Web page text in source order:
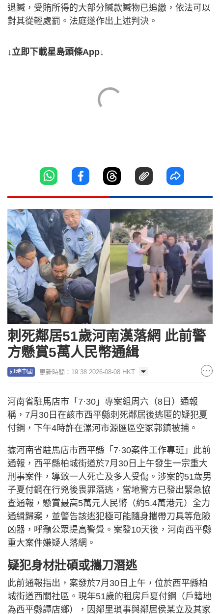
退贓，受賄所得的大部分贓款贓物已追繳，依法可以
對其從輕處罰。法庭遂作出上述判決。
↓立即下載星島頭條App↓
刺死鄰居51歲河南漢落網 此前警
方懸賞5萬人民幣通緝
即時中國 更新時間：19:38 2026-08-08 HKT
河南省駐馬店市「7·30」專案組周六（8日）通報
稱，7月30日在該市西平縣刺死鄰居後逃匿的疑犯夏
付鋼，下午4時許在漯河市源匯區空冢郭鎮被捕。
據河南省駐馬店市西平縣「7·30案件工作專班」此前
通報，西平縣柏城街道於7月30日上午發生一宗重大
刑事案件，導致一人死亡及多人受傷。涉案的51歲男
子夏付鋼在行兇後畏罪潛逃，當地警方已發出緊急協
查通報，懸賞最高5萬元人民幣（約5.4萬港元）全力
通緝歸案，並警告該逃犯極可能隨身攜帶刀具等危險
凶器，呼籲公眾提高警覺。案發10天後，河南西平縣
重大案件嫌疑人落網。
疑犯身材壯碩或攜刀潛逃
此前通報指出，案發於7月30日上午，位於西平縣柏
城街道西關社區。現年51歲的租房戶夏付鋼（戶籍地
為西平縣譚店鄉），因鄰里瑣事與鄰居侯某立及其家